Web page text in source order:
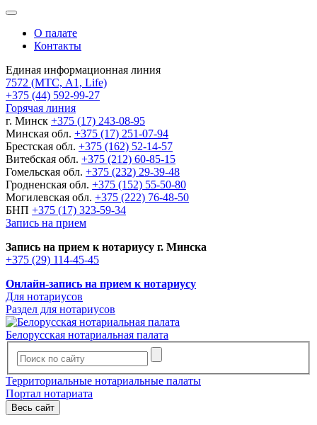
О палате
Контакты
Единая информационная линия
7572 (МТС, A1, Life)
+375 (44) 592-99-27
Горячая линия
г. Минск +375 (17) 243-08-95
Минская обл. +375 (17) 251-07-94
Брестская обл. +375 (162) 52-14-57
Витебская обл. +375 (212) 60-85-15
Гомельская обл. +375 (232) 29-39-48
Гродненская обл. +375 (152) 55-50-80
Могилевская обл. +375 (222) 76-48-50
БНП +375 (17) 323-59-34
Запись на прием
Запись на прием к нотариусу г. Минска
+375 (29) 114-45-45
Онлайн-запись на прием к нотариусу
Для нотариусов
Раздел для нотариусов
Белорусская нотариальная палата
Территориальные нотариальные палаты
Портал нотариата
Весь сайт